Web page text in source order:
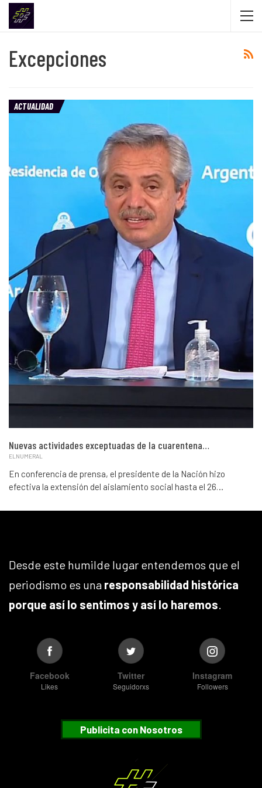
Excepciones
ACTUALIDAD
Nuevas actividades exceptuadas de la cuarentena…
ELNUMERAL
En conferencia de prensa, el presidente de la Nación hizo
efectiva la extensión del aislamiento social hasta el 26…
Desde este humilde lugar entendemos que el
periodismo es una responsabilidad histórica
porque así lo sentimos y así lo haremos.
Facebook
Likes
Twitter
Seguidorxs
Instagram
Followers
Publicita con Nosotros